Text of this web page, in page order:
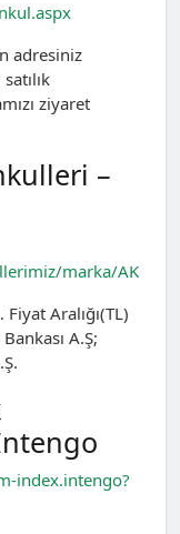
adresiniz
ziyaret
–
marka/AK
Aralığı(TL)
A.Ş;
index.intengo?